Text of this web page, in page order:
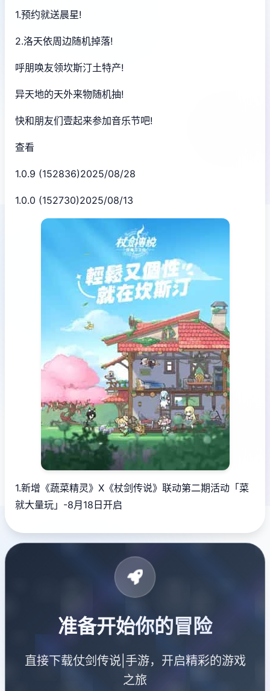
1.预约就送晨星!
2.洛天依周边随机掉落!
呼朋唤友领坎斯汀土特产!
异天地的天外来物随机抽!
快和朋友们壹起来参加音乐节吧!
查看
1.0.9 (152836)2025/08/28
1.0.0 (152730)2025/08/13
1.新增《蔬菜精灵》X《杖剑传说》联动第二期活动「菜
就大量玩」-8月18日开启
准备开始你的冒险
直接下载仗剑传说|手游，开启精彩的游戏
之旅